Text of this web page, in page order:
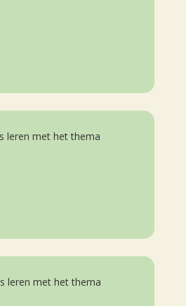
leren met het thema
leren met het thema